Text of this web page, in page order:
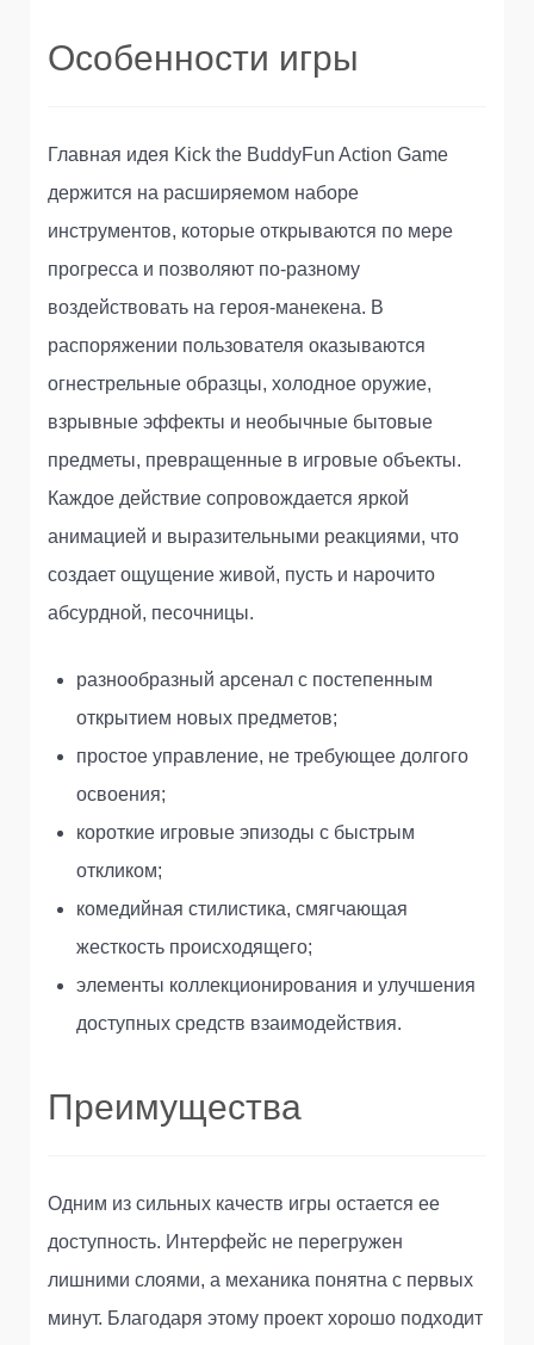
Особенности игры
Главная идея Kick the BuddyFun Action Game
держится на расширяемом наборе
инструментов, которые открываются по мере
прогресса и позволяют по-разному
воздействовать на героя-манекена. В
распоряжении пользователя оказываются
огнестрельные образцы, холодное оружие,
взрывные эффекты и необычные бытовые
предметы, превращенные в игровые объекты.
Каждое действие сопровождается яркой
анимацией и выразительными реакциями, что
создает ощущение живой, пусть и нарочито
абсурдной, песочницы.
разнообразный арсенал с постепенным
открытием новых предметов;
простое управление, не требующее долгого
освоения;
короткие игровые эпизоды с быстрым
откликом;
комедийная стилистика, смягчающая
жесткость происходящего;
элементы коллекционирования и улучшения
доступных средств взаимодействия.
Преимущества
Одним из сильных качеств игры остается ее
доступность. Интерфейс не перегружен
лишними слоями, а механика понятна с первых
минут. Благодаря этому проект хорошо подходит